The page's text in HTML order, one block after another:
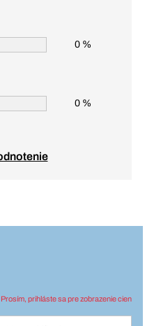
0 %
0 %
Prosím, prihláste sa pre zobrazenie cien